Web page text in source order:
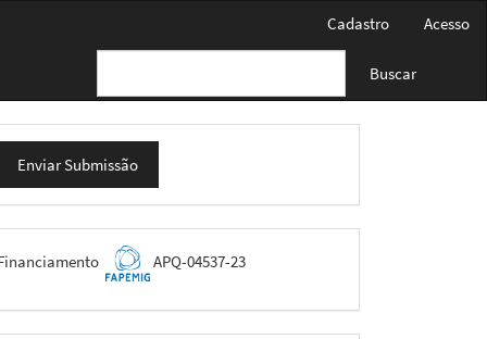
Cadastro Acesso
Buscar
Enviar Submissão
APQ-04537-23